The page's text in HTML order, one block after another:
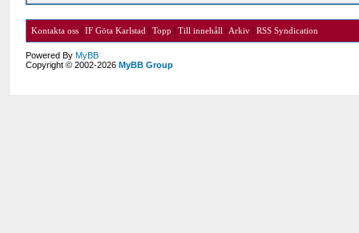
Kontakta oss |IF Göta Karlstad |Topp |Till innehåll | Arkiv |RSS Syndication
Powered ByMyBB
Copyright © 2002-2026MyBB Group